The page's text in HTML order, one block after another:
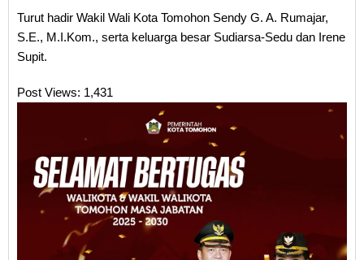
Turut hadir Wakil Wali Kota Tomohon Sendy G. A. Rumajar,
S.E., M.I.Kom., serta keluarga besar Sudiarsa-Sedu dan Irene
Supit.
Post Views: 1,431